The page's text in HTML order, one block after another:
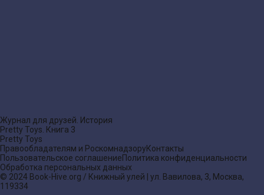
Журнал для друзей. История
Pretty Toys. Книга 3
Pretty Toys
Правообладателям и РоскомнадзоруКонтакты
Пользовательское соглашениеПолитика конфиденциальности
Обработка персональных данных
© 2024 Book-Hive.org / Книжный улей | ул. Вавилова, 3, Москва,
119334